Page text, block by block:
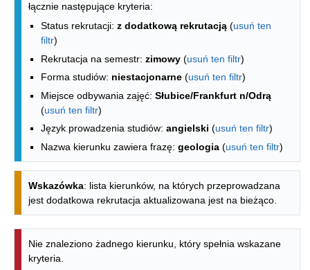
łącznie następujące kryteria:
Status rekrutacji: z dodatkową rekrutacją (usuń ten
filtr)
Rekrutacja na semestr: zimowy (usuń ten filtr)
Forma studiów: niestacjonarne (usuń ten filtr)
Miejsce odbywania zajęć: Słubice/Frankfurt n/Odrą
(usuń ten filtr)
Język prowadzenia studiów: angielski (usuń ten filtr)
Nazwa kierunku zawiera frazę: geologia (usuń ten filtr)
Wskazówka: lista kierunków, na których przeprowadzana
jest dodatkowa rekrutacja aktualizowana jest na bieżąco.
Nie znaleziono żadnego kierunku, który spełnia wskazane
kryteria.